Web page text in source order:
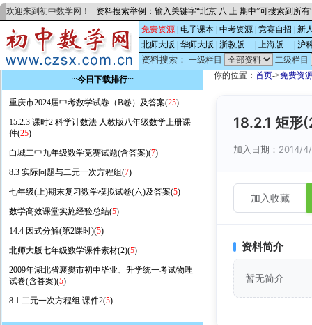
欢迎来到初中数学网！ 资料搜索举例：输入关键字“北京 八 上 期中”可搜索到所
免费资源 电子课本 中考资源 竞赛自招
新
北师大版
华师大版 浙教版 上海版 沪
资料搜索： 一级栏目
二级栏目
:::今日下载排行:::
重庆市2024届中考数学试卷（B卷）及答案(25)
15.2.3 课时2 科学计数法 人教版八年级数学上册课
件(25)
白城二中九年级数学竞赛试题(含答案)(7)
8.3 实际问题与二元一次方程组(7)
七年级(上)期末复习数学模拟试卷(六)及答案(5)
数学高效课堂实施经验总结(5)
14.4 因式分解(第2课时)(5)
北师大版七年级数学课件素材(2)(5)
2009年湖北省襄樊市初中毕业、升学统一考试物理
试卷(含答案)(5)
8.1 二元一次方程组 课件2(5)
你的位置： 首页->免费资
18.2.1 矩形
加入日期： 2014/
加入收藏
资料简介
暂无简介